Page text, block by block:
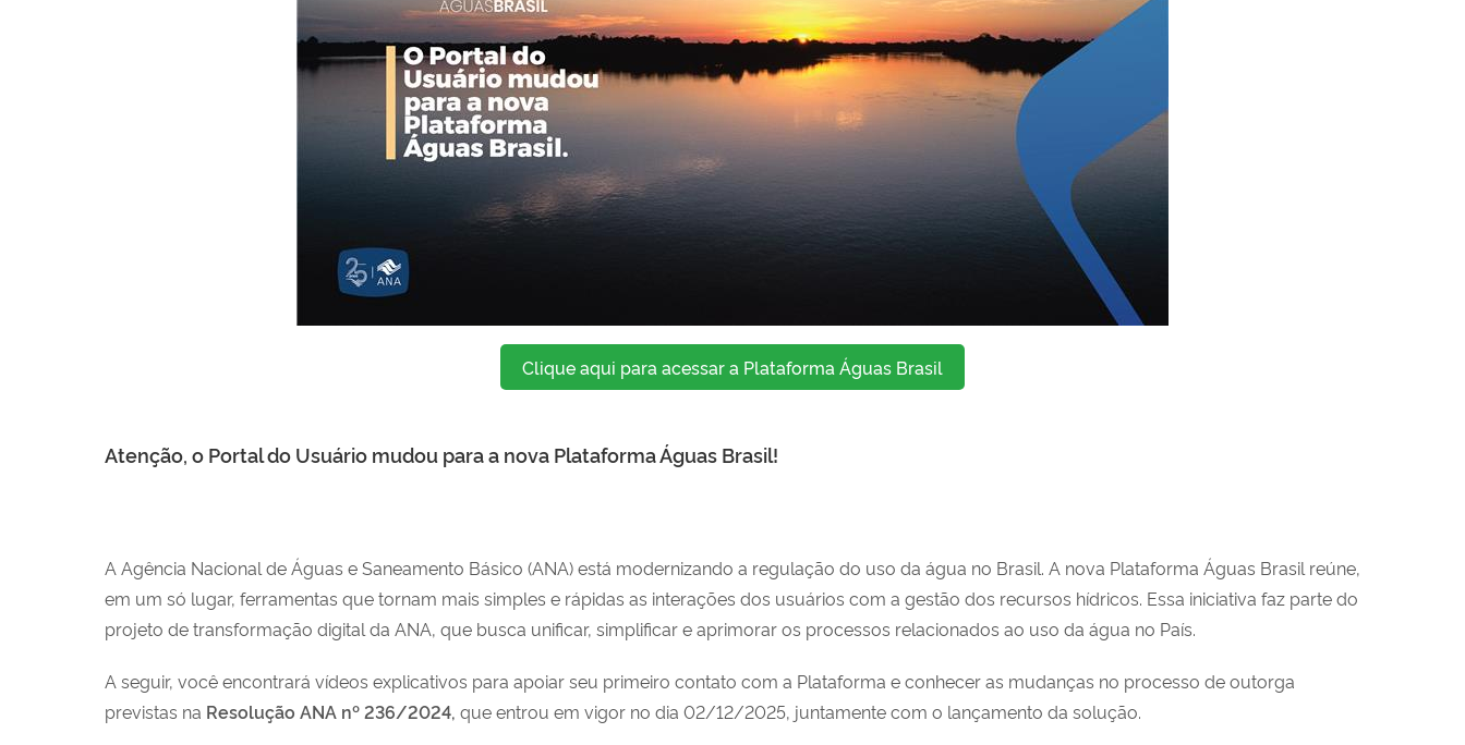
Clique aqui para acessar a Plataforma Águas Brasil
Atenção, o Portal do Usuário mudou para a nova Plataforma Águas Brasil!
A Agência Nacional de Águas e Saneamento Básico (ANA) está modernizando a regulação do uso da água no Brasil. A nova Plataforma Águas Brasil reúne,
em um só lugar, ferramentas que tornam mais simples e rápidas as interações dos usuários com a gestão dos recursos hídricos. Essa iniciativa faz parte do
projeto de transformação digital da ANA, que busca unificar, simplificar e aprimorar os processos relacionados ao uso da água no País.
A seguir, você encontrará vídeos explicativos para apoiar seu primeiro contato com a Plataforma e conhecer as mudanças no processo de outorga
previstas na Resolução ANA nº 236/2024, que entrou em vigor no dia 02/12/2025, juntamente com o lançamento da solução.